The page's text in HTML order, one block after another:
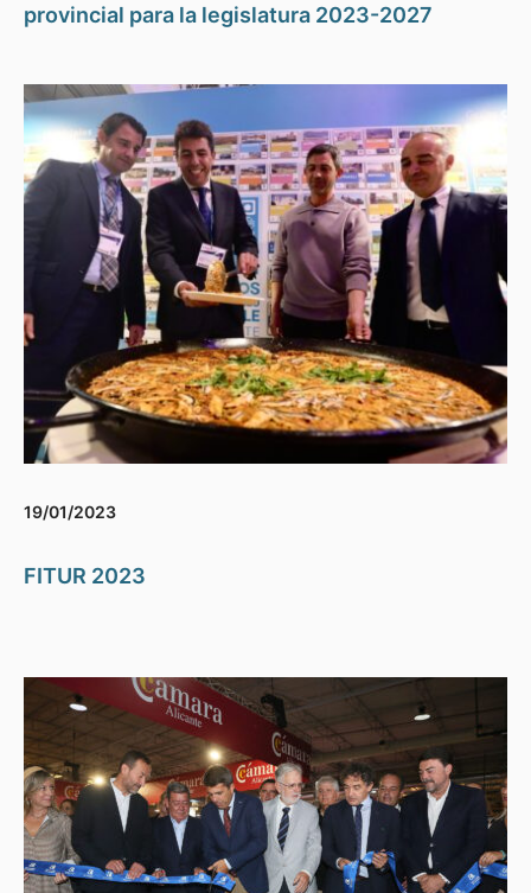
provincial para la legislatura 2023-2027
19/01/2023
FITUR 2023